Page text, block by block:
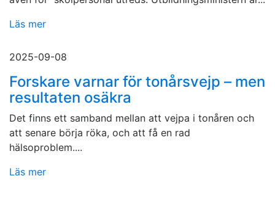
Läs mer
2025-09-08
Forskare varnar för tonårsvejp – men
resultaten osäkra
Det finns ett samband mellan att vejpa i tonåren och
att senare börja röka, och att få en rad
hälsoproblem....
Läs mer